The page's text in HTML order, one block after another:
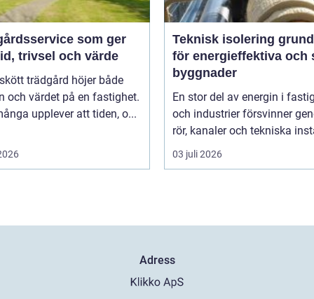
som ger
trivsel och värde
trädgård höjer både
och värdet på en fastighet.
upplever att tiden, o...
Teknisk isolering grunden
för energieffektiva och
byggnader
En stor del av energin i
och industrier försvinner
rör, kanaler och tekniska
03 juli 2026
Adress